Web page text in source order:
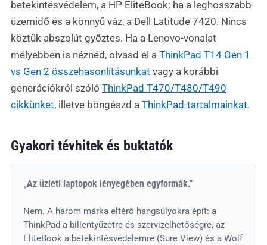
betekintésvédelem, a HP EliteBook; ha a leghosszabb
üzemidő és a könnyű váz, a Dell Latitude 7420. Nincs
köztük abszolút győztes. Ha a Lenovo-vonalat
mélyebben is néznéd, olvasd el a ThinkPad T14 Gen 1
vs Gen 2 összehasonlításunkat vagy a korábbi
generációkról szóló ThinkPad T470/T480/T490
cikkünket, illetve böngészd a ThinkPad-tartalmainkat.
Gyakori tévhitek és buktatók
„Az üzleti laptopok lényegében egyformák."
Nem. A három márka eltérő hangsúlyokra épít: a
ThinkPad a billentyűzetre és szervizelhetőségre, az
EliteBook a betekintésvédelemre (Sure View) és a Wolf